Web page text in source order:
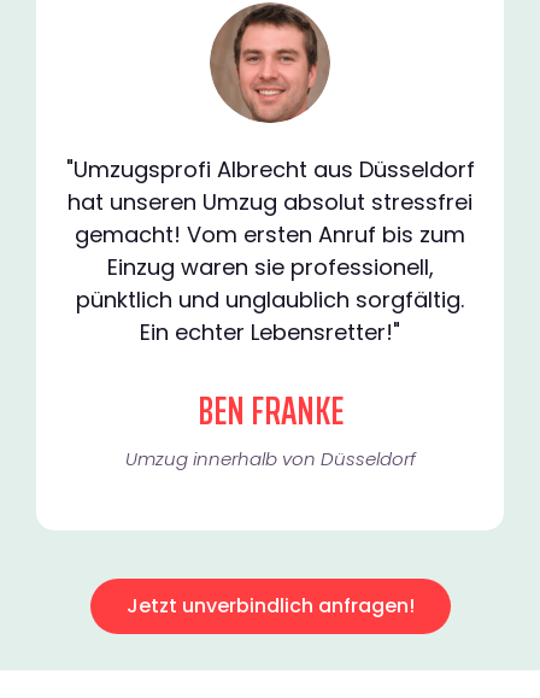
"Umzugsprofi Albrecht aus Düsseldorf
hat unseren Umzug absolut stressfrei
gemacht! Vom ersten Anruf bis zum
Einzug waren sie professionell,
pünktlich und unglaublich sorgfältig.
Ein echter Lebensretter!"
BEN FRANKE
Umzug innerhalb von Düsseldorf​
Jetzt unverbindlich anfragen!